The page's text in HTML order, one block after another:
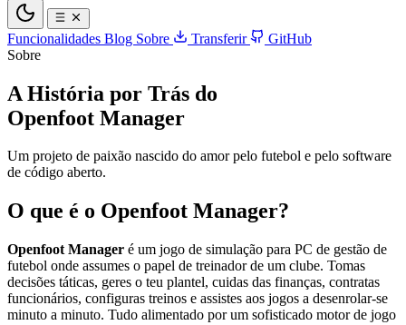
Funcionalidades Blog Sobre Transferir
GitHub
Sobre
A História por Trás do
Openfoot Manager
Um projeto de paixão nascido do amor pelo futebol e pelo software
de código aberto.
O que é o Openfoot Manager?
Openfoot Manager é um jogo de simulação para PC de gestão de
futebol onde assumes o papel de treinador de um clube. Tomas
decisões táticas, geres o teu plantel, cuidas das finanças, contratas
funcionários, configuras treinos e assistes aos jogos a desenrolar-se
minuto a minuto. Tudo alimentado por um sofisticado motor de jogo